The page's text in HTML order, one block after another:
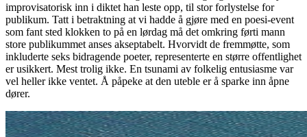
improvisatorisk inn i diktet han leste opp, til stor forlystelse for
publikum. Tatt i betraktning at vi hadde å gjøre med en poesi-event
som fant sted klokken to på en lørdag må det omkring førti mann
store publikummet anses akseptabelt. Hvorvidt de fremmøtte, som
inkluderte seks bidragende poeter, representerte en større offentlighet
er usikkert. Mest trolig ikke. En tsunami av folkelig entusiasme var
vel heller ikke ventet. Å påpeke at den uteble er å sparke inn åpne
dører.